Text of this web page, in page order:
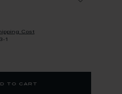
Cost
1
to cart